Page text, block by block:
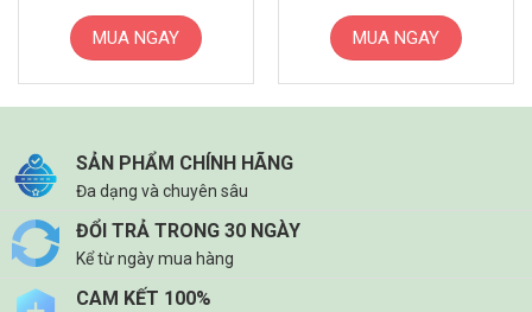
MUA NGAY MUA NGAY
SẢN PHẨM CHÍNH HÃNG
Đa dạng và chuyên sâu
ĐỔI TRẢ TRONG 30 NGÀY
Kể từ ngày mua hàng
CAM KẾT 100%